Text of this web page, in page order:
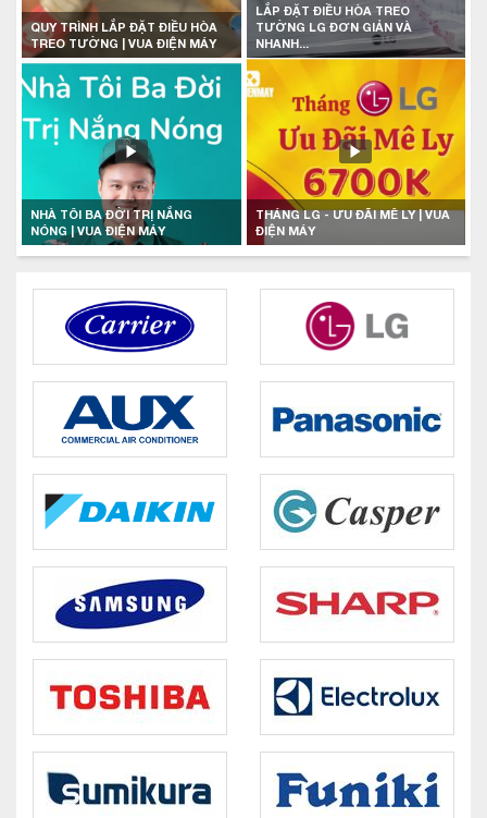
QUY TRÌNH LẮP ĐẶT ĐIỀU HÒA
TREO TƯỜNG | VUA ĐIỆN MÁY
LẮP ĐẶT ĐIỀU HÒA TREO
TƯỜNG LG ĐƠN GIẢN VÀ
NHANH...
NHÀ TÔI BA ĐỜI TRỊ NẮNG
NÓNG | VUA ĐIỆN MÁY
THÁNG LG - ƯU ĐÃI MÊ LY | VUA
ĐIỆN MÁY